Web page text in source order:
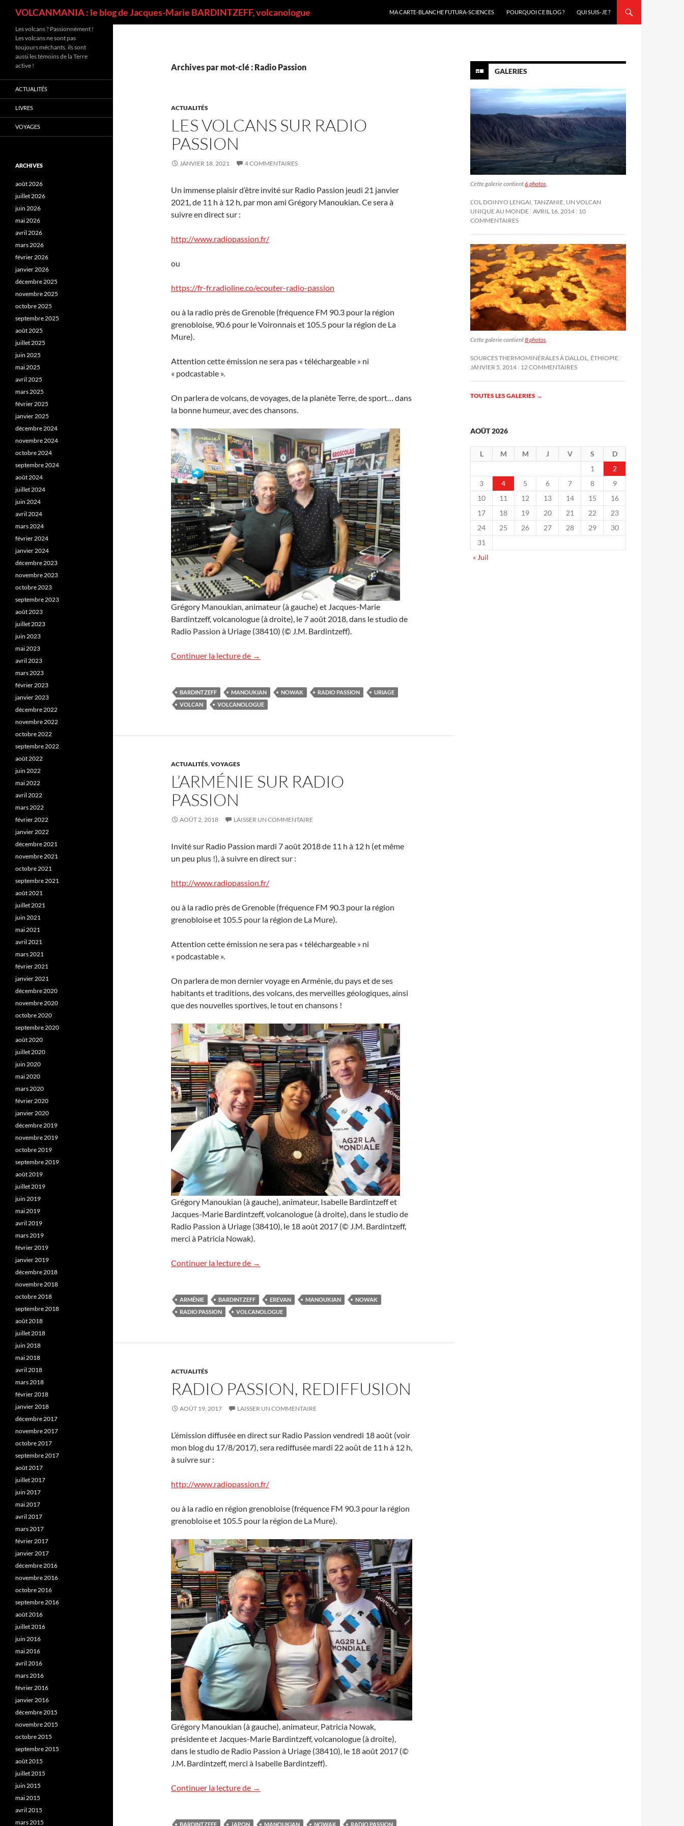
VOLCANMANIA : le blog de Jacques-Marie BARDINTZEFF, volcanologue
MA CARTE-BLANCHE FUTURA-SCIENCES
POURQUOI CE BLOG ? QUI SUIS-JE ?
Archives par mot-clé : Radio Passion
ACTUALITÉS
LES VOLCANS SUR RADIO
PASSION
JANVIER 18, 2021 4 COMMENTAIRES
Un immense plaisir d’être invité sur Radio Passion jeudi 21 janvier
2021, de 11 h à 12 h, par mon ami Grégory Manoukian. Ce sera à
suivre en direct sur :
http://www.radiopassion.fr/
ou
https://fr-fr.radioline.co/ecouter-radio-passion
ou à la radio près de Grenoble (fréquence FM 90.3 pour la région
grenobloise, 90.6 pour le Voironnais et 105.5 pour la région de La
Mure).
Attention cette émission ne sera pas « téléchargeable » ni
« podcastable ».
On parlera de volcans, de voyages, de la planète Terre, de sport… dans
la bonne humeur, avec des chansons.
Grégory Manoukian, animateur (à gauche) et Jacques-Marie
Bardintzeff, volcanologue (à droite), le 7 août 2018, dans le studio de
Radio Passion à Uriage (38410) (© J.M. Bardintzeff).
Continuer la lecture de Les volcans sur Radio Passion
→
BARDINTZEFF MANOUKIAN NOWAK RADIO PASSION
URIAGE
VOLCAN
VOLCANOLOGUE
ACTUALITÉS,VOYAGES
L’ARMÉNIE SUR RADIO
PASSION
AOÛT 2, 2018 LAISSER UN COMMENTAIRE
Invité sur Radio Passion mardi 7 août 2018 de 11 h à 12 h (et même
un peu plus !), à suivre en direct sur :
http://www.radiopassion.fr/
ou à la radio près de Grenoble (fréquence FM 90.3 pour la région
grenobloise et 105.5 pour la région de La Mure).
Attention cette émission ne sera pas « téléchargeable » ni
« podcastable ».
On parlera de mon dernier voyage en Arménie, du pays et de ses
habitants et traditions, des volcans, des merveilles géologiques, ainsi
que des nouvelles sportives, le tout en chansons !
Grégory Manoukian (à gauche), animateur, Isabelle Bardintzeff et
Jacques-Marie Bardintzeff, volcanologue (à droite), dans le studio de
Radio Passion à Uriage (38410), le 18 août 2017 (© J.M. Bardintzeff,
merci à Patricia Nowak).
Continuer la lecture de L’Arménie sur Radio Passion
→
ARMÉNIE BARDINTZEFF EREVAN MANOUKIAN
NOWAK
RADIO PASSION
VOLCANOLOGUE
ACTUALITÉS
RADIO PASSION, REDIFFUSION
AOÛT 19, 2017 LAISSER UN COMMENTAIRE
L’émission diffusée en direct sur Radio Passion vendredi 18 août (voir
mon blog du 17/8/2017), sera rediffusée mardi 22 août de 11 h à 12 h,
à suivre sur :
http://www.radiopassion.fr/
ou à la radio en région grenobloise (fréquence FM 90.3 pour la région
grenobloise et 105.5 pour la région de La Mure).
Grégory Manoukian (à gauche), animateur, Patricia Nowak,
présidente et Jacques-Marie Bardintzeff, volcanologue (à droite),
dans le studio de Radio Passion à Uriage (38410), le 18 août 2017 (©
J.M. Bardintzeff, merci à Isabelle Bardintzeff).
Continuer la lecture de Radio Passion, rediffusion
→
BARDINTZEFF JAPON MANOUKIAN NOWAK RADIO PASSION
GALERIES
Cette galerie contient6 photos.
L’OL DOINYO LENGAI, TANZANIE, UN VOLCAN
UNIQUE AU MONDE AVRIL 16, 2014 10
COMMENTAIRES
Cette galerie contient8 photos
SOURCES THERMOMINÉRALES À DALLOL, ÉTHIOPIE
JANVIER 5, 2014 12 COMMENTAIRES
TOUTES LES GALERIES →
AOÛT 2026
L M M J V S
D
1
2
3
4 5 6 7 8
9
10
11 12 13 14 15
16
17
18 19 20 21 22
23
24
25 26 27 28 29
30
31
« Juil
Les volcans ? Passionnément !
Les volcans ne sont pas
toujours méchants, ils sont
aussi les témoins de la Terre
active !
ACTUALITÉS
LIVRES
VOYAGES
ARCHIVES
août 2026
juillet 2026
juin 2026
mai 2026
avril 2026
mars 2026
février 2026
janvier 2026
décembre 2025
novembre 2025
octobre 2025
septembre 2025
août 2025
juillet 2025
juin 2025
mai 2025
avril 2025
mars 2025
février 2025
janvier 2025
décembre 2024
novembre 2024
octobre 2024
septembre 2024
août 2024
juillet 2024
juin 2024
avril 2024
mars 2024
février 2024
janvier 2024
décembre 2023
novembre 2023
octobre 2023
septembre 2023
août 2023
juillet 2023
juin 2023
mai 2023
avril 2023
mars 2023
février 2023
janvier 2023
décembre 2022
novembre 2022
octobre 2022
septembre 2022
août 2022
juin 2022
mai 2022
avril 2022
mars 2022
février 2022
janvier 2022
décembre 2021
novembre 2021
octobre 2021
septembre 2021
août 2021
juillet 2021
juin 2021
mai 2021
avril 2021
mars 2021
février 2021
janvier 2021
décembre 2020
novembre 2020
octobre 2020
septembre 2020
août 2020
juillet 2020
juin 2020
mai 2020
mars 2020
février 2020
janvier 2020
décembre 2019
novembre 2019
octobre 2019
septembre 2019
août 2019
juillet 2019
juin 2019
mai 2019
avril 2019
mars 2019
février 2019
janvier 2019
décembre 2018
novembre 2018
octobre 2018
septembre 2018
août 2018
juillet 2018
juin 2018
mai 2018
avril 2018
mars 2018
février 2018
janvier 2018
décembre 2017
novembre 2017
octobre 2017
septembre 2017
août 2017
juillet 2017
juin 2017
mai 2017
avril 2017
mars 2017
février 2017
janvier 2017
décembre 2016
novembre 2016
octobre 2016
septembre 2016
août 2016
juillet 2016
juin 2016
mai 2016
avril 2016
mars 2016
février 2016
janvier 2016
décembre 2015
novembre 2015
octobre 2015
septembre 2015
août 2015
juillet 2015
juin 2015
mai 2015
avril 2015
mars 2015